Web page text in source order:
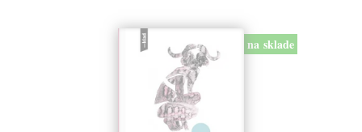
na sklade